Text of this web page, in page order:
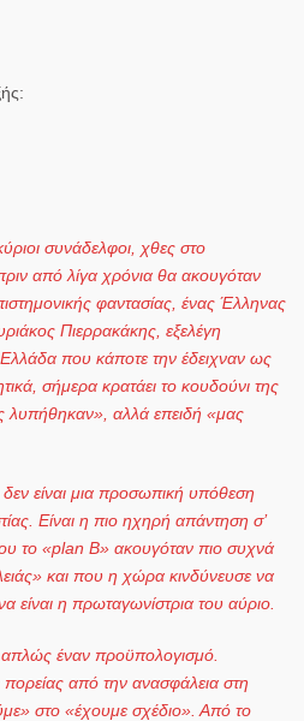
συνάδελφοι, χθες στο
από λίγα χρόνια θα ακουγόταν
φαντασίας, ένας Έλληνας
Πιερρακάκης, εξελέγη
που κάποτε την έδειχναν ως
σήμερα κρατάει το κουδούνι της
αλλά επειδή «μας
είναι μια προσωπική υπόθεση
Είναι η πιο ηχηρή απάντηση σ’
το «plan B» ακουγόταν πιο συχνά
και που η χώρα κινδύνευσε να
είναι η πρωταγωνίστρια του αύριο.
έναν προϋπολογισμό.
από την ανασφάλεια στη
στο «έχουμε σχέδιο». Από το